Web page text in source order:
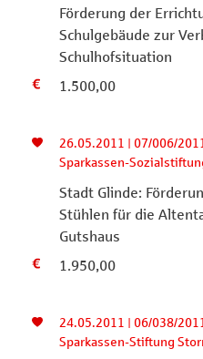
Förderung der
Schulgebäude zur
Schulhofsituation
1.500,00
26.05.2011 | 07/006/
Sparkassen-
Stadt Glinde:
Stühlen für die
Gutshaus
1.950,00
24.05.2011 | 06/038/2011
Sparkassen-Stiftung